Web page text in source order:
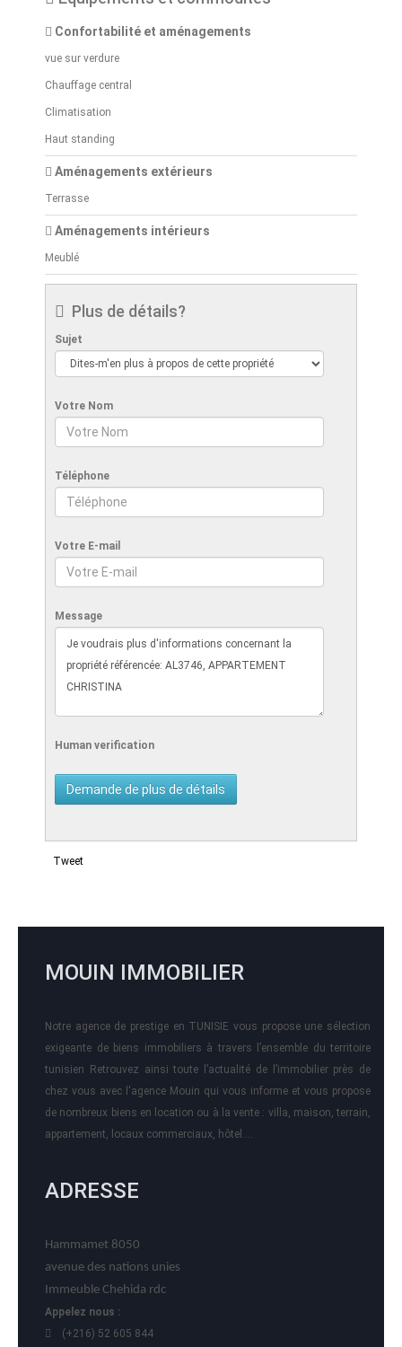
Confortabilité et aménagements
vue sur verdure
Chauffage central
Climatisation
Haut standing
Aménagements extérieurs
Terrasse
Aménagements intérieurs
Meublé
Plus de détails?
Sujet
Votre Nom
Téléphone
Votre E-mail
Message
Human verification
Tweet
MOUIN IMMOBILIER
Notre agence de prestige en TUNISIE vous propose une sélection
exigeante de biens immobiliers à travers l’ensemble du territoire
tunisien Retrouvez ainsi toute l’actualité de l’immobilier près de
chez vous avec l'agence Mouin qui vous informe et vous propose
de nombreux biens en location ou à la vente : villa, maison, terrain,
appartement, locaux commerciaux, hôtel….
ADRESSE
Hammamet 8050
avenue des nations unies
Immeuble Chehida rdc
Appelez nous :
(+216) 52 605 844